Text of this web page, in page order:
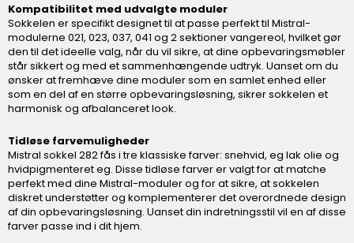
Kompatibilitet med udvalgte moduler
Sokkelen er specifikt designet til at passe perfekt til Mistral-
modulerne 021, 023, 037, 041 og 2 sektioner vangereol, hvilket gør
den til det ideelle valg, når du vil sikre, at dine opbevaringsmøbler
står sikkert og med et sammenhængende udtryk. Uanset om du
ønsker at fremhæve dine moduler som en samlet enhed eller
som en del af en større opbevaringsløsning, sikrer sokkelen et
harmonisk og afbalanceret look.
Tidløse farvemuligheder
Mistral sokkel 282 fås i tre klassiske farver: snehvid, eg lak olie og
hvidpigmenteret eg. Disse tidløse farver er valgt for at matche
perfekt med dine Mistral-moduler og for at sikre, at sokkelen
diskret understøtter og komplementerer det overordnede design
af din opbevaringsløsning. Uanset din indretningsstil vil en af disse
farver passe ind i dit hjem.